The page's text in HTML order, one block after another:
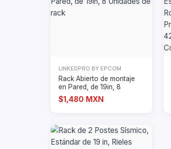
LINKEDPRO BY EPCOM
Rack Abierto de montaje
en Pared, de 19in, 8
Unidades de rac
$1,480 MXN